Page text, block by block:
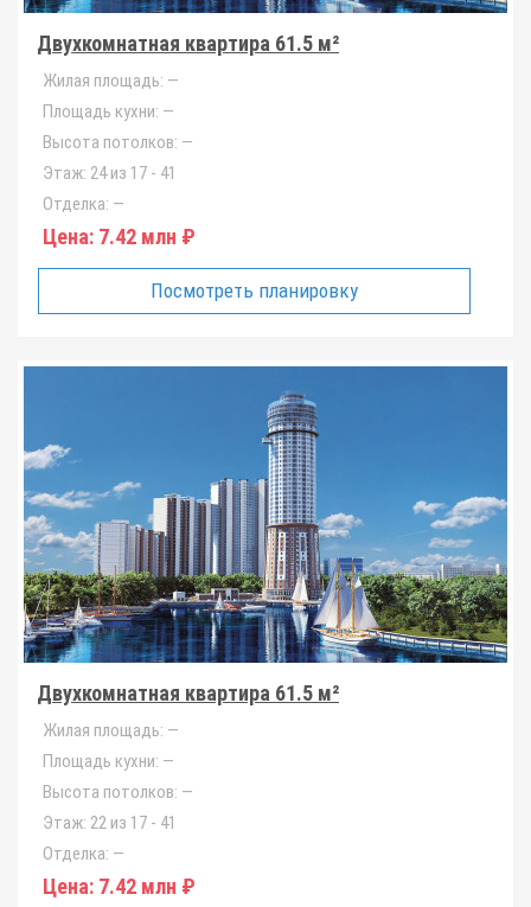
Двухкомнатная квартира 61.5 м²
Жилая площадь: —
Площадь кухни: —
Высота потолков: —
Этаж: 24 из 17 - 41
Отделка: —
Цена: 7.42 млн ₽
Посмотреть планировку
Двухкомнатная квартира 61.5 м²
Жилая площадь: —
Площадь кухни: —
Высота потолков: —
Этаж: 22 из 17 - 41
Отделка: —
Цена: 7.42 млн ₽